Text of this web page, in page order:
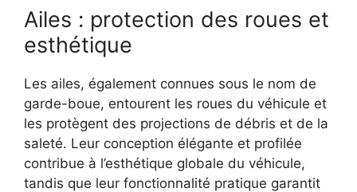
Ailes : protection des roues et
esthétique
Les ailes, également connues sous le nom de
garde-boue, entourent les roues du véhicule et
les protègent des projections de débris et de la
saleté. Leur conception élégante et profilée
contribue à l’esthétique globale du véhicule,
tandis que leur fonctionnalité pratique garantit